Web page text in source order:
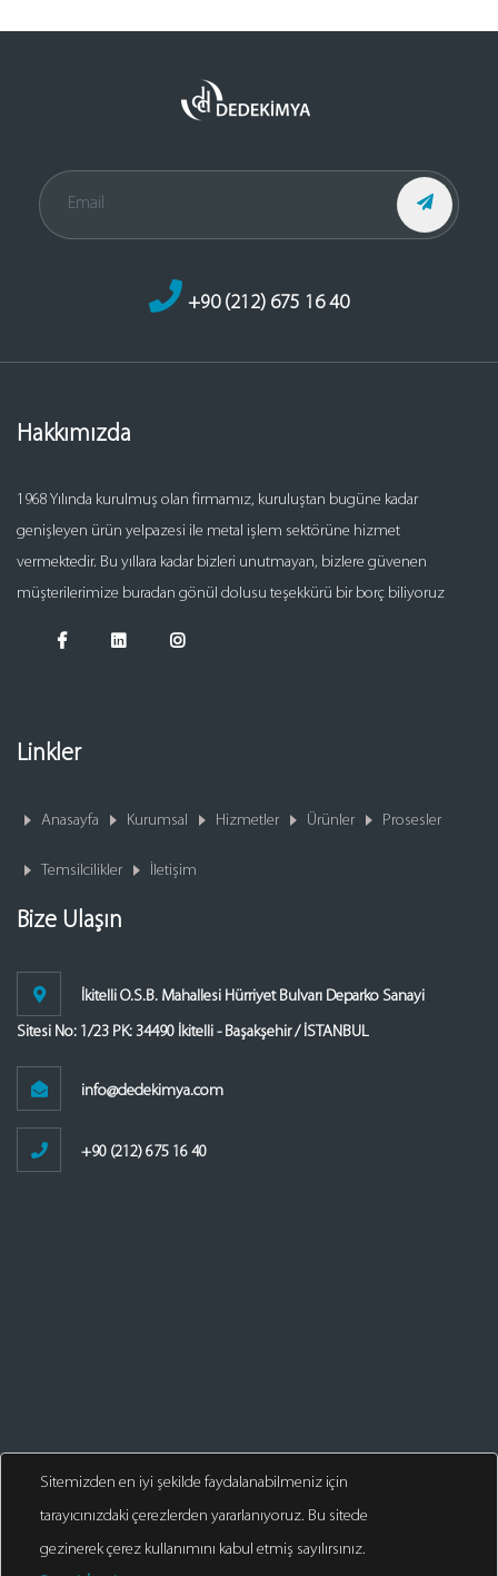
+90 (212) 675 16 40
Hakkımızda
1968 Yılında kurulmuş olan firmamız, kuruluştan bugüne kadar
genişleyen ürün yelpazesi ile metal işlem sektörüne hizmet
vermektedir. Bu yıllara kadar bizleri unutmayan, bizlere güvenen
müşterilerimize buradan gönül dolusu teşekkürü bir borç biliyoruz
Linkler
Anasayfa Kurumsal Hizmetler Ürünler Prosesler
Temsilcilikler İletişim
Bize Ulaşın
İkitelli O.S.B. Mahallesi Hürriyet Bulvarı Deparko Sanayi
Sitesi No: 1/23 PK: 34490 İkitelli - Başakşehir / İSTANBUL
info@dedekimya.com
+90 (212) 675 16 40
Sitemizden en iyi şekilde faydalanabilmeniz için
tarayıcınızdaki çerezlerden yararlanıyoruz. Bu sitede
gezinerek çerez kullanımını kabul etmiş sayılırsınız.